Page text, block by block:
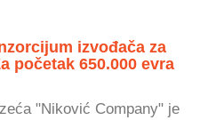
izvođača za
početak 650.000 evra
"Niković Company" je